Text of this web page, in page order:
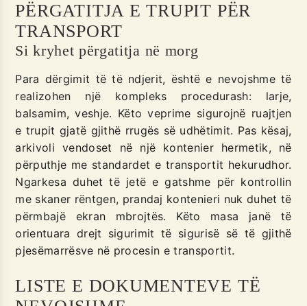
PËRGATITJA E TRUPIT PËR
TRANSPORT
Si kryhet përgatitja në morg
Para dërgimit të të ndjerit, është e nevojshme të
realizohen një kompleks procedurash: larje,
balsamim, veshje. Këto veprime sigurojnë ruajtjen
e trupit gjatë gjithë rrugës së udhëtimit. Pas kësaj,
arkivoli vendoset në një kontenier hermetik, në
përputhje me standardet e transportit hekurudhor.
Ngarkesa duhet të jetë e gatshme për kontrollin
me skaner rëntgen, prandaj kontenieri nuk duhet të
përmbajë ekran mbrojtës. Këto masa janë të
orientuara drejt sigurimit të sigurisë së të gjithë
pjesëmarrësve në procesin e transportit.
LISTE E DOKUMENTEVE TË